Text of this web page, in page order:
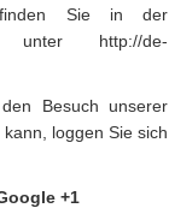
finden Sie in der
unter http://de-
Besuch unserer
loggen Sie sich
+1